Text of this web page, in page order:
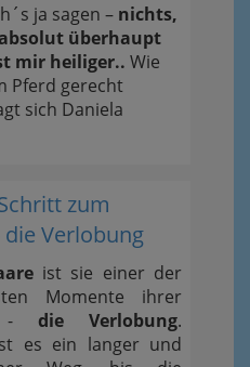
ja sagen – nichts,
überhaupt
mir heiliger.. Wie
Pferd gerecht
sich Daniela
zum
die Verlobung
ist sie einer der
Momente ihrer
- die Verlobung.
es ein langer und